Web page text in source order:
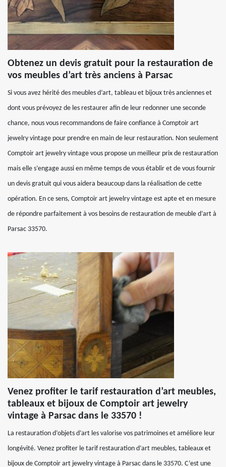
Obtenez un devis gratuit pour la restauration de
vos meubles d’art très anciens à Parsac
Si vous avez hérité des meubles d’art, tableau et bijoux très anciennes et
dont vous prévoyez de les restaurer afin de leur redonner une seconde
chance, nous vous recommandons de faire confiance à Comptoir art
jewelry vintage pour prendre en main de leur restauration. Non seulement
Comptoir art jewelry vintage vous propose un meilleur prix de restauration
mais elle s’engage aussi en même temps de vous établir et de vous fournir
un devis gratuit qui vous aidera beaucoup dans la réalisation de cette
opération. En ce sens, Comptoir art jewelry vintage est apte et en mesure
de répondre parfaitement à vos besoins de restauration de meuble d’art à
Parsac 33570.
Venez profiter le tarif restauration d’art meubles,
tableaux et bijoux de Comptoir art jewelry
vintage à Parsac dans le 33570 !
La restauration d’objets d’art les valorise vos patrimoines et améliore leur
longévité. Venez profiter le tarif restauration d’art meubles, tableaux et
bijoux de Comptoir art jewelry vintage à Parsac dans le 33570. C’est une